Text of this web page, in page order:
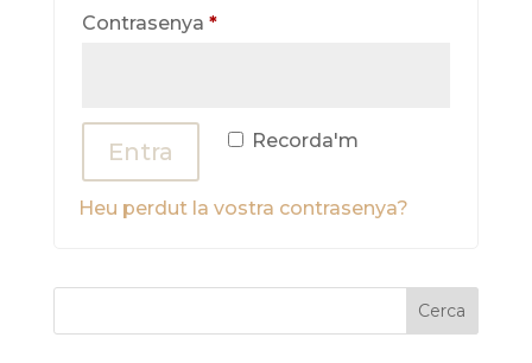
Contrasenya *Obligatori
Recorda'm
Entra
Heu perdut la vostra contrasenya?